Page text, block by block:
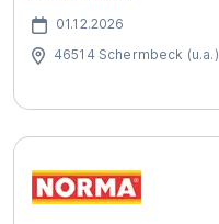
01.12.2026
46514 Schermbeck (u.a.)